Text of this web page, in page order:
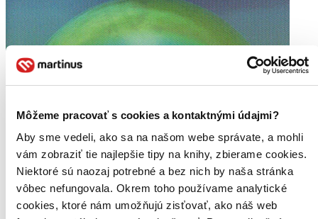
Môžeme pracovať s cookies a kontaktnými údajmi?
Aby sme vedeli, ako sa na našom webe správate, a mohli
vám zobraziť tie najlepšie tipy na knihy, zbierame cookies.
Niektoré sú naozaj potrebné a bez nich by naša stránka
vôbec nefungovala. Okrem toho používame analytické
cookies, ktoré nám umožňujú zisťovať, ako náš web